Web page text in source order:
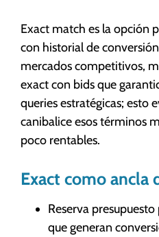
Exact match es la opción
con historial de
mercados competitivos,
exact con bids que
queries estratégicas; esto
canibalice esos términos
poco rentables.
Exact como ancla
Reserva
que generan